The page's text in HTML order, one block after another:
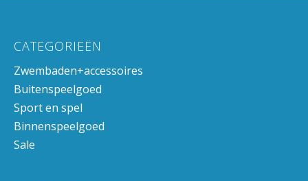
CATEGORIEËN
Zwembaden+accessoires
Buitenspeelgoed
Sport en spel
Binnenspeelgoed
Sale